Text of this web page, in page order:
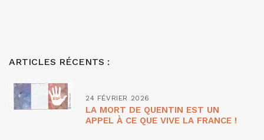
ARTICLES RÉCENTS :
24 FÉVRIER 2026
LA MORT DE QUENTIN EST UN
APPEL À CE QUE VIVE LA FRANCE !